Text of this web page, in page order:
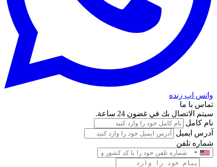
واتس اپ زنده
تماس با ما
سيتم الاتصال بك في غضون 24 ساعة.
نام کامل
آدرس ایمیل
شماره تلفن